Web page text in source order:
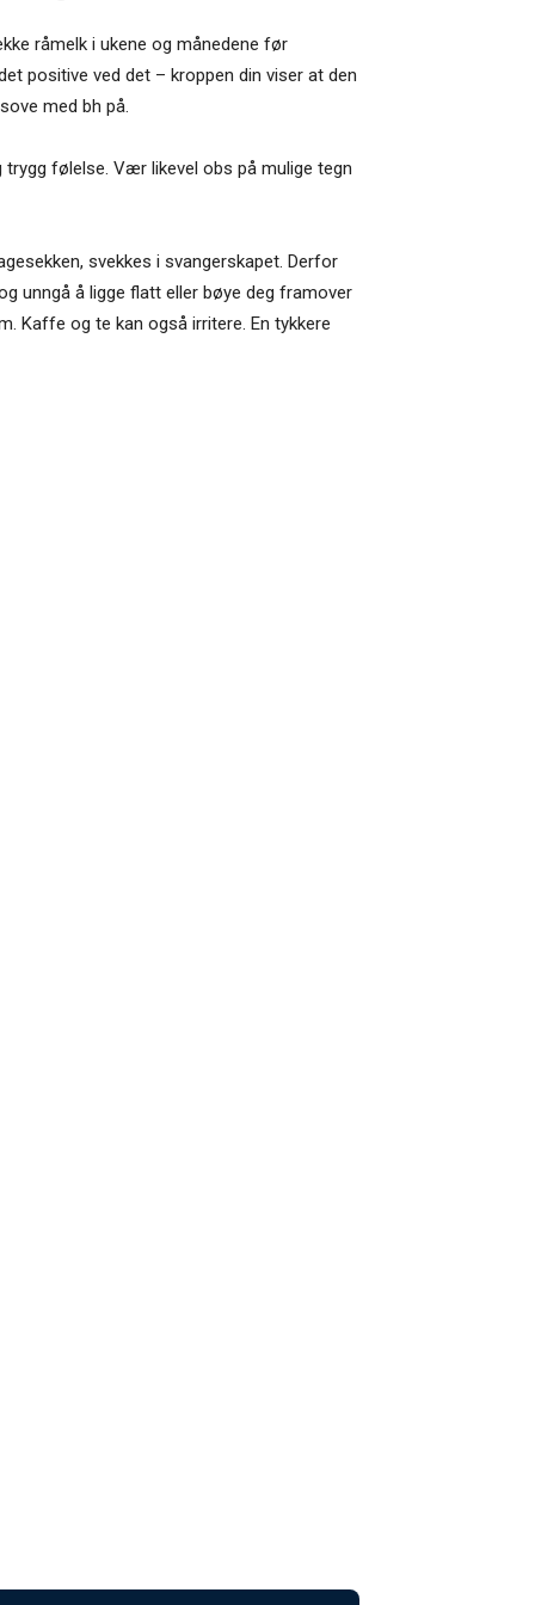
råmelk i ukene og månedene før
positive ved det – kroppen din viser at den
med bh på.
følelse. Vær likevel obs på mulige tegn
svekkes i svangerskapet. Derfor
unngå å ligge flatt eller bøye deg framover
Kaffe og te kan også irritere. En tykkere